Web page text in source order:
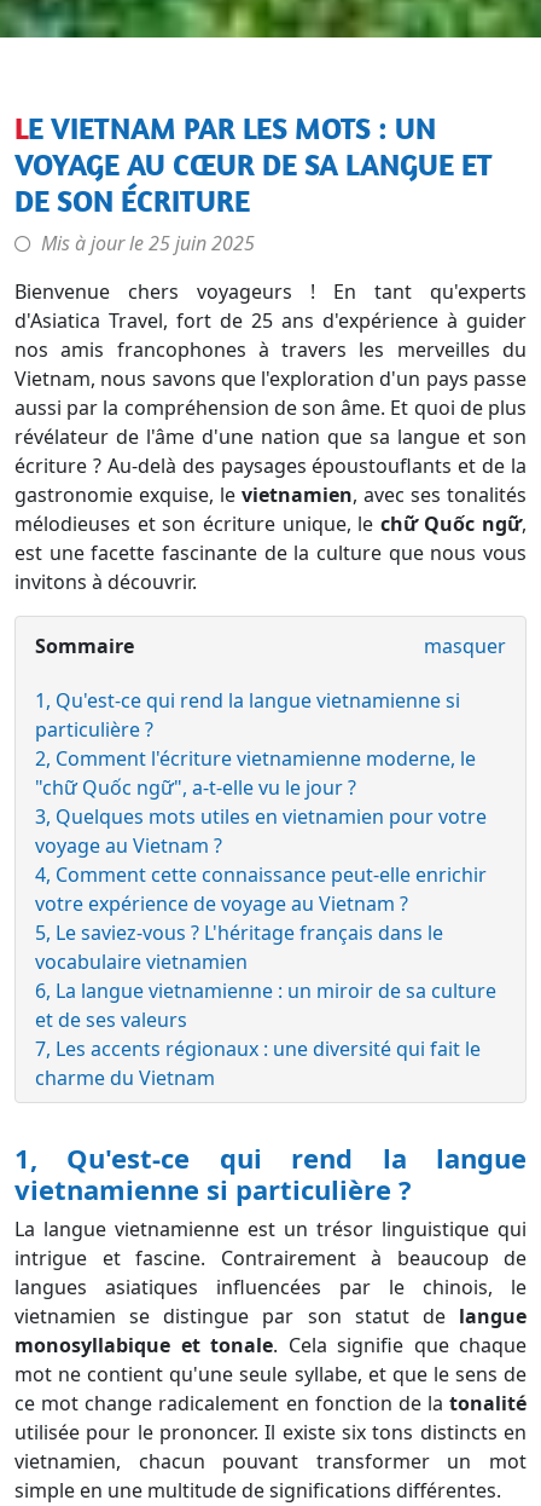
LE VIETNAM PAR LES MOTS : UN
VOYAGE AU CŒUR DE SA LANGUE ET
DE SON ÉCRITURE
Mis à jour le25 juin 2025
Bienvenue chers voyageurs ! En tant qu'experts
d'Asiatica Travel, fort de 25 ans d'expérience à guider
nos amis francophones à travers les merveilles du
Vietnam, nous savons que l'exploration d'un pays passe
aussi par la compréhension de son âme. Et quoi de plus
révélateur de l'âme d'une nation que sa langue et son
écriture ? Au-delà des paysages époustouflants et de la
gastronomie exquise, le vietnamien, avec ses tonalités
mélodieuses et son écriture unique, le chữ Quốc ngữ,
est une facette fascinante de la culture que nous vous
invitons à découvrir.
Sommaire masquer
1, Qu'est-ce qui rend la langue vietnamienne si
particulière ?
2, Comment l'écriture vietnamienne moderne, le
"chữ Quốc ngữ", a-t-elle vu le jour ?
3, Quelques mots utiles en vietnamien pour votre
voyage au Vietnam ?
4, Comment cette connaissance peut-elle enrichir
votre expérience de voyage au Vietnam ?
5, Le saviez-vous ? L'héritage français dans le
vocabulaire vietnamien
6, La langue vietnamienne : un miroir de sa culture
et de ses valeurs
7, Les accents régionaux : une diversité qui fait le
charme du Vietnam
1, Qu'est-ce qui rend la langue
vietnamienne si particulière ?
La langue vietnamienne est un trésor linguistique qui
intrigue et fascine. Contrairement à beaucoup de
langues asiatiques influencées par le chinois, le
vietnamien se distingue par son statut de langue
monosyllabique et tonale. Cela signifie que chaque
mot ne contient qu'une seule syllabe, et que le sens de
ce mot change radicalement en fonction de la tonalité
utilisée pour le prononcer. Il existe six tons distincts en
vietnamien, chacun pouvant transformer un mot
simple en une multitude de significations différentes.